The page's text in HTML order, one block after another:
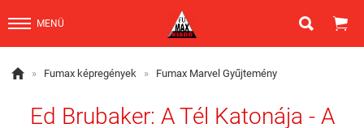
MENÜ  
 » Fumax képregények » Fumax Marvel Gyűjtemény
Ed Brubaker: A Tél Katonája - A